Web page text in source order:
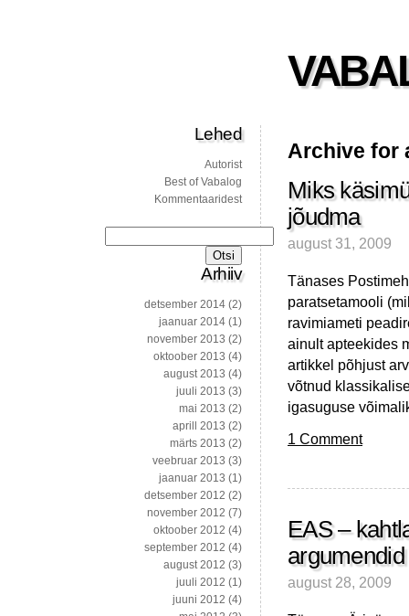
Archive for
Miks
jõudma
august 31, 2009
Tänases
paratsetamooli
ravimiameti
ainult apteekides
artikkel põhjust
võtnud
igasuguse
1 Comment
EAS –
argumendid
august 28, 2009
Lehed
Autorist
Best of Vabalog
Kommentaaridest
Arhiiv
detsember 2014 (2)
jaanuar 2014 (1)
november 2013 (2)
oktoober 2013 (4)
august 2013 (4)
juuli 2013 (3)
mai 2013 (2)
aprill 2013 (2)
märts 2013 (2)
veebruar 2013 (3)
jaanuar 2013 (1)
detsember 2012 (2)
november 2012 (7)
oktoober 2012 (4)
september 2012 (4)
august 2012 (3)
juuli 2012 (1)
juuni 2012 (4)